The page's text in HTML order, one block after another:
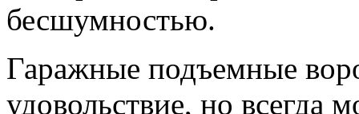
бесшумностью.
Гаражные подъемные
удовольствие, но всегда